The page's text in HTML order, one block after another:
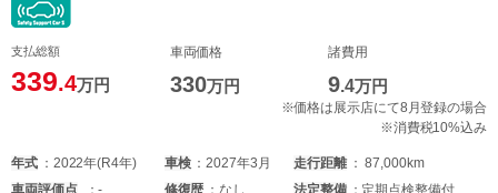
支払総額
339.4万円
車両価格
330万円
諸費用
9.4万円
※価格は展示店にて8月登録の場合
※消費税10%込み
年式 2022年(R4年) 車検 2027年3月 走行距離
87,000km
車両評価点 - 修復歴 なし 法定整備
定期点検整備付